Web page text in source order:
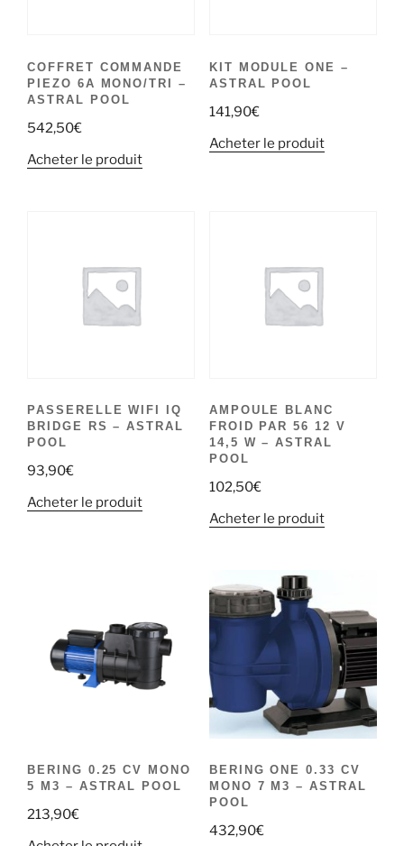
COFFRET COMMANDE
PIEZO 6A MONO/TRI –
ASTRAL POOL
542,50€
Acheter le produit
KIT MODULE ONE –
ASTRAL POOL
141,90€
Acheter le produit
PASSERELLE WIFI IQ
BRIDGE RS – ASTRAL
POOL
93,90€
Acheter le produit
AMPOULE BLANC
FROID PAR 56 12 V
14,5 W – ASTRAL
POOL
102,50€
Acheter le produit
BERING 0.25 CV MONO
5 M3 – ASTRAL POOL
213,90€
BERING ONE 0.33 CV
MONO 7 M3 – ASTRAL
POOL
432,90€